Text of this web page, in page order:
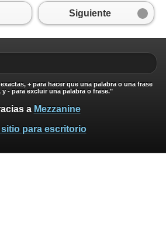
Siguiente
+ para hacer que una palabra o una frase
y - para excluir una palabra o frase."
a Mezzanine
sitio para escritorio